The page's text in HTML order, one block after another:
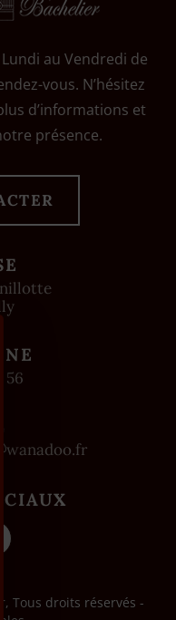
au Vendredi de
vous. N’hésitez
d’informations et
présence.
Tous droits réservés -
56
wanadoo.fr